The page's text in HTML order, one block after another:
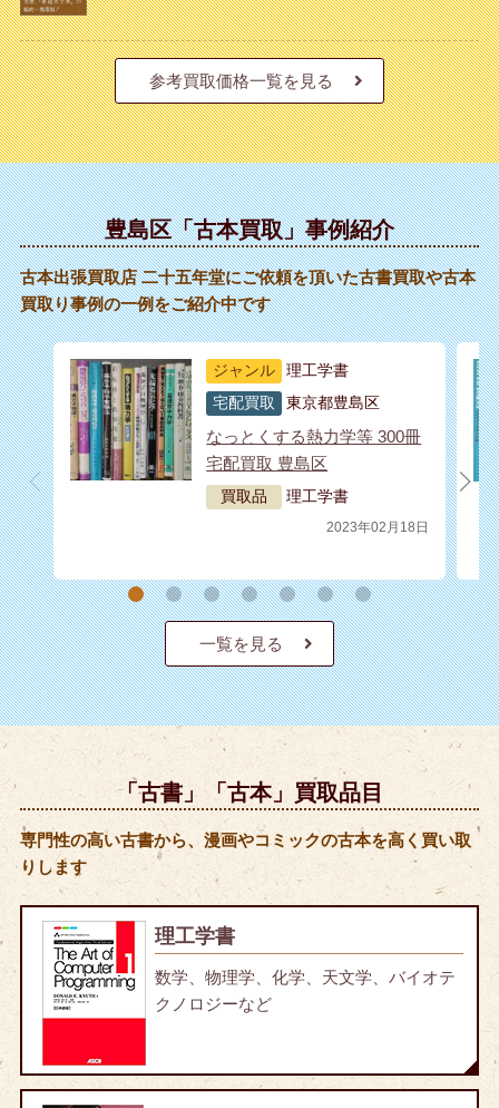
参考買取価格一覧を見る
豊島区「古本買取」事例紹介
古本出張買取店 二十五年堂にご依頼を頂いた古書買取や古本
買取り事例の一例をご紹介中です
ジャンル
理工学書
宅配買取
東京都豊島区
なっとくする熱力学等 300冊
宅配買取 豊島区
買取品 理工学書
2023年02月18日
一覧を見る
「古書」「古本」買取品目
専門性の高い古書から、漫画やコミックの古本を高く買い取
りします
理工学書
数学、物理学、化学、天文学、バイオテ
クノロジーなど